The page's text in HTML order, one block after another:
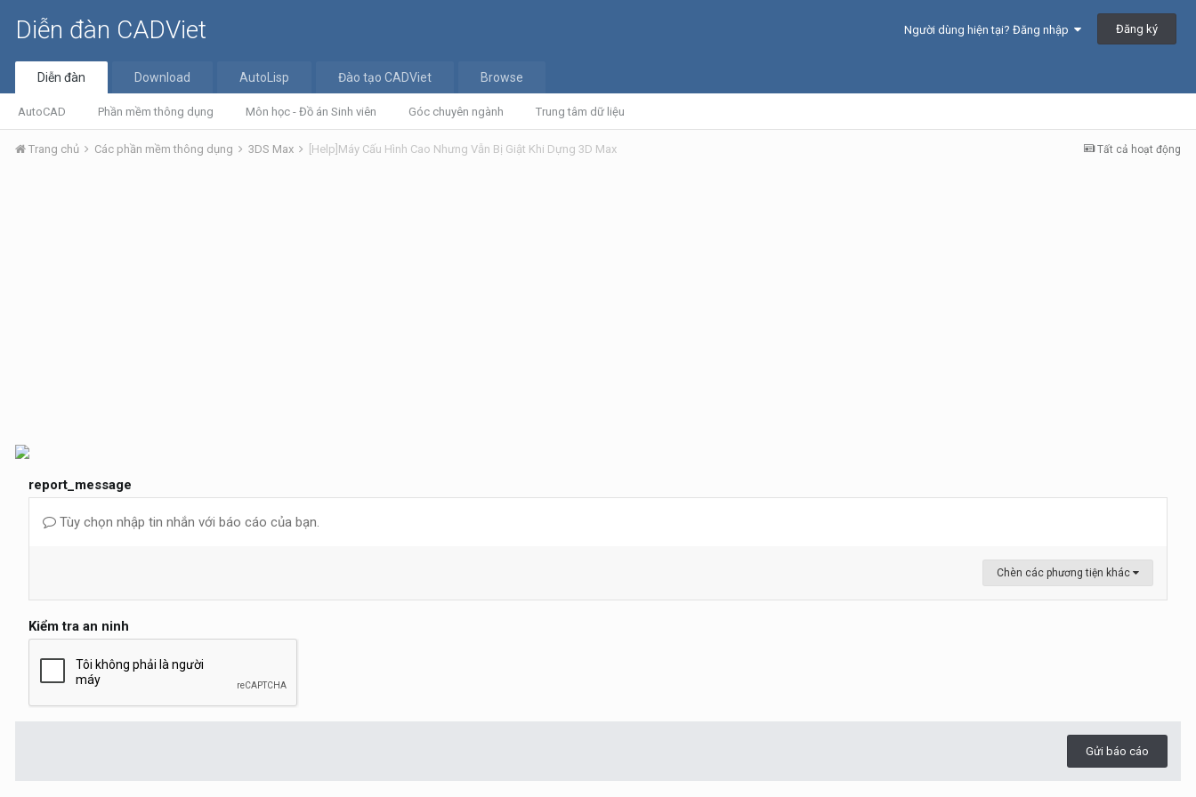
Diễn đàn CADViet Người dùng hiện tại? Đăng nhập Đăng ký
Diễn đàn
AutoCAD Phần mềm thông dụng Môn học - Đồ án Sinh viên Góc chuyên ngành Trung tâm dữ liệu
Download AutoLisp Đào tạo CADViet Browse
Tất cả hoạt động
Trang chủ Các phần mềm thông dụng 3DS Max [Help]Máy Cấu Hình Cao Nhưng Vẫn Bị Giật Khi Dựng 3D Max
report_message
Tùy chọn nhập tin nhắn với báo cáo của bạn.
Chèn các phương tiện khác
Kiểm tra an ninh
Gửi báo cáo